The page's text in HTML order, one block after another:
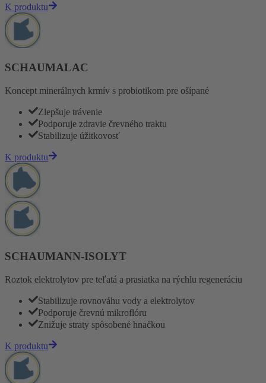
K produktu
SCHAUMALAC
Koncept minerálnych krmív s probiotikom pre ošípané
Zlepšuje trávenie
Podporuje zdravie črevného traktu
Stabilizuje úžitkovosť
K produktu
SCHAUMANN-ISOLYT
Roztok elektrolytov pre teľatá a prasiatka na rýchlu regeneráciu
Stabilizuje rovnováhu vody a elektrolytov
Podporuje črevnú mikroflóru
Znižuje straty spôsobené hnačkou
K produktu